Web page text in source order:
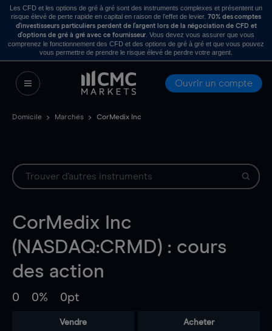
Les CFD et les options de gré à gré sont des instruments complexes et présentent un
risque élevé de perte rapide en capital en raison de l’effet de levier. 70% des comptes
d’investisseurs particuliers perdent de l’argent lors de la négociation de CFD et
d’options de gré à gré avec ce fournisseur . Vous devez vous assurer que vous
comprenez le fonctionnement des CFD et des options de gré à gré et que vous pouvez
vous permettre de prendre le risque élevé de perdre votre argent.
Ouvrir un compte
Domicile Marchés CorMedix Inc
CorMedix Inc
(NASDAQ:CRMD) : cours
des action
0 0% 0pt
Vendre Acheter